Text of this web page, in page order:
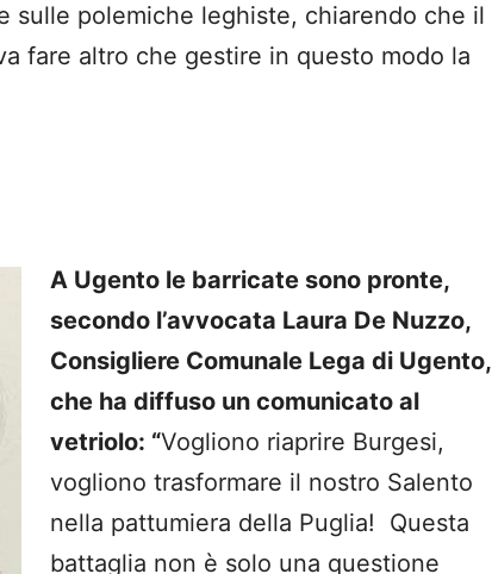
sulle polemiche leghiste, chiarendo che il
fare altro che gestire in questo modo la
A Ugento le barricate sono pronte,
secondo l’avvocata Laura De Nuzzo,
Consigliere Comunale Lega di Ugento,
che ha diffuso un comunicato al
vetriolo: “Vogliono riaprire Burgesi,
vogliono trasformare il nostro Salento
nella pattumiera della Puglia!
Questa
battaglia non è solo una questione